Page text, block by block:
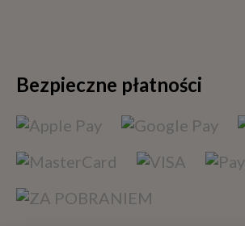
Bezpieczne płatności